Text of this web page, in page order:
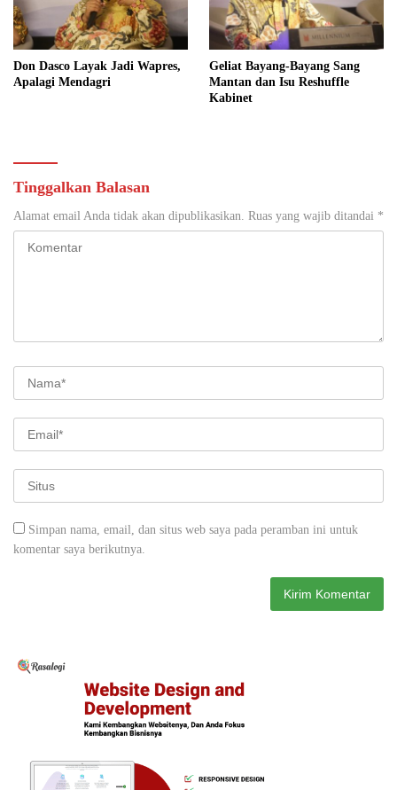
Don Dasco Layak Jadi Wapres,
Apalagi Mendagri
Geliat Bayang-Bayang Sang
Mantan dan Isu Reshuffle
Kabinet
Tinggalkan Balasan
Alamat email Anda tidak akan dipublikasikan. Ruas yang wajib ditandai *
Simpan nama, email, dan situs web saya pada peramban ini untuk
komentar saya berikutnya.